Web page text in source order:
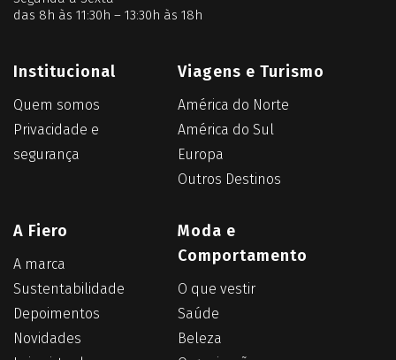
Institucional
Quem somos
Privacidade e
segurança
Viagens e Turismo
América do Norte
América do Sul
Europa
Outros Destinos
A Fiero
A marca
Sustentabilidade
Depoimentos
Novidades
Moda e
Comportamento
O que vestir
Saúde
Beleza
das 8h às 11:30h – 13:30h às 18h